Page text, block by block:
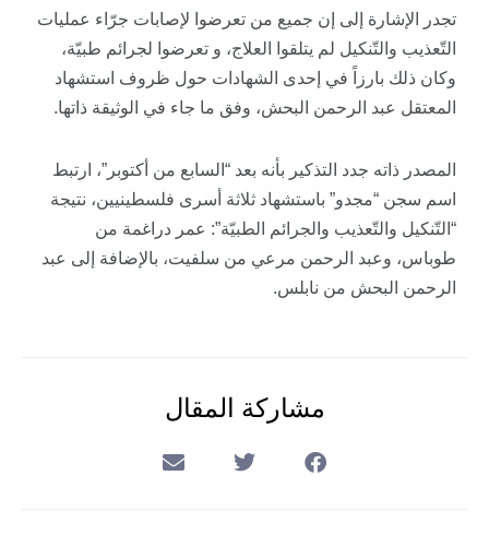
تجدر الإشارة إلى إن جميع من تعرضوا لإصابات جرّاء عمليات
التّعذيب والتّنكيل لم يتلقوا العلاج، و تعرضوا لجرائم طبيّة،
وكان ذلك بارزاً في إحدى الشهادات حول ظروف استشهاد
المعتقل عبد الرحمن البحش، وفق ما جاء في الوثيقة ذاتها.
المصدر ذاته جدد التذكير بأنه بعد “السابع من أكتوبر”، ارتبط
اسم سجن “مجدو” باستشهاد ثلاثة أسرى فلسطينيين، نتيجة
“التّنكيل والتّعذيب والجرائم الطبيّة”: عمر دراغمة من
طوباس، وعبد الرحمن مرعي من سلفيت، بالإضافة إلى عبد
الرحمن البحش من نابلس.
مشاركة المقال